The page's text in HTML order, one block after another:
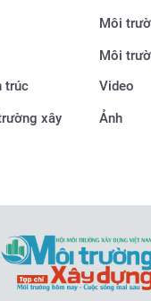
Môi
Môi
trúc
xây
Video
Ảnh